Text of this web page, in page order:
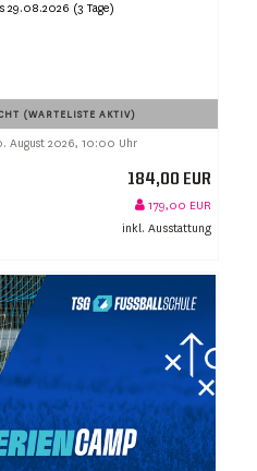
29.08.2026 (3 Tage)
(WARTELISTE AKTIV)
August 2026, 10:00 Uhr
184,00 EUR
179,00 EUR
inkl. Ausstattung